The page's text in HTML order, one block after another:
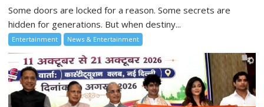
Some doors are locked for a reason. Some secrets are
hidden for generations. But when destiny...
Entertainment News & Entertainment